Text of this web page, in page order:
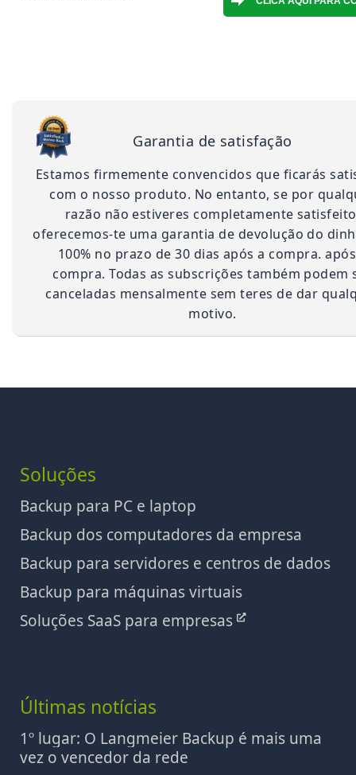
Garantia de satisfação
Estamos firmemente convencidos que ficarás
com o nosso produto. No entanto, se por
razão não estiveres completamente
oferecemos-te uma garantia de devolução do
100% no prazo de 30 dias após a compra.
compra. Todas as subscrições também podem
canceladas mensalmente sem teres de dar
motivo.
Soluções
Backup para PC e laptop
Backup dos computadores da empresa
Backup para servidores e centros de dados
Backup para máquinas virtuais
Soluções SaaS para empresas
Últimas notícias
1º lugar: O Langmeier Backup é mais uma
vez o vencedor da rede